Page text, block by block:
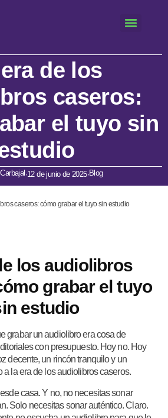
de los
caseros:
el tuyo sin
·12 de junio de 2025·Blog
caseros: cómo grabar el tuyo sin estudio
los audiolibros
grabar el tuyo
estudio
grabar un audiolibro era cosa de
con presupuesto. Hoy no. Hoy
decente, un rincón tranquilo y un
a la era de los audiolibros caseros.
casa. Y no, no necesitas sonar
Solo necesitas sonar auténtico. Claro.